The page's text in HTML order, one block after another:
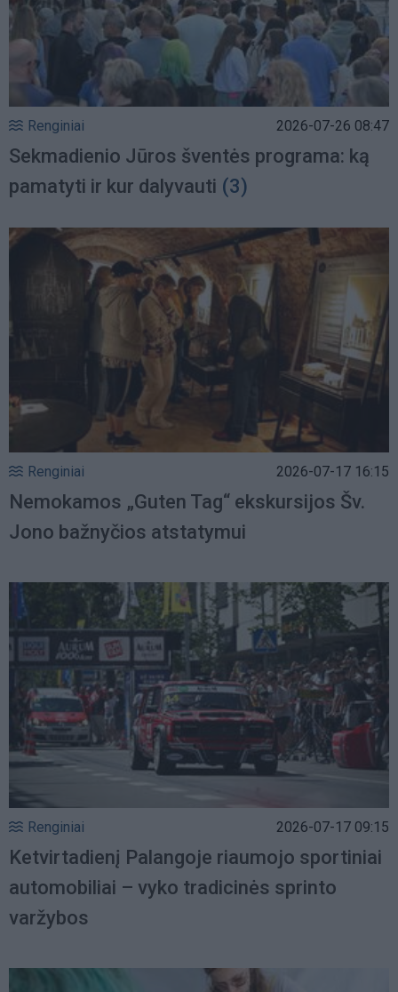
Renginiai 2026-07-26 08:47
Sekmadienio Jūros šventės programa: ką
pamatyti ir kur dalyvauti (3)
Renginiai 2026-07-17 16:15
Nemokamos „Guten Tag“ ekskursijos Šv.
Jono bažnyčios atstatymui
Renginiai 2026-07-17 09:15
Ketvirtadienį Palangoje riaumojo sportiniai
automobiliai – vyko tradicinės sprinto
varžybos